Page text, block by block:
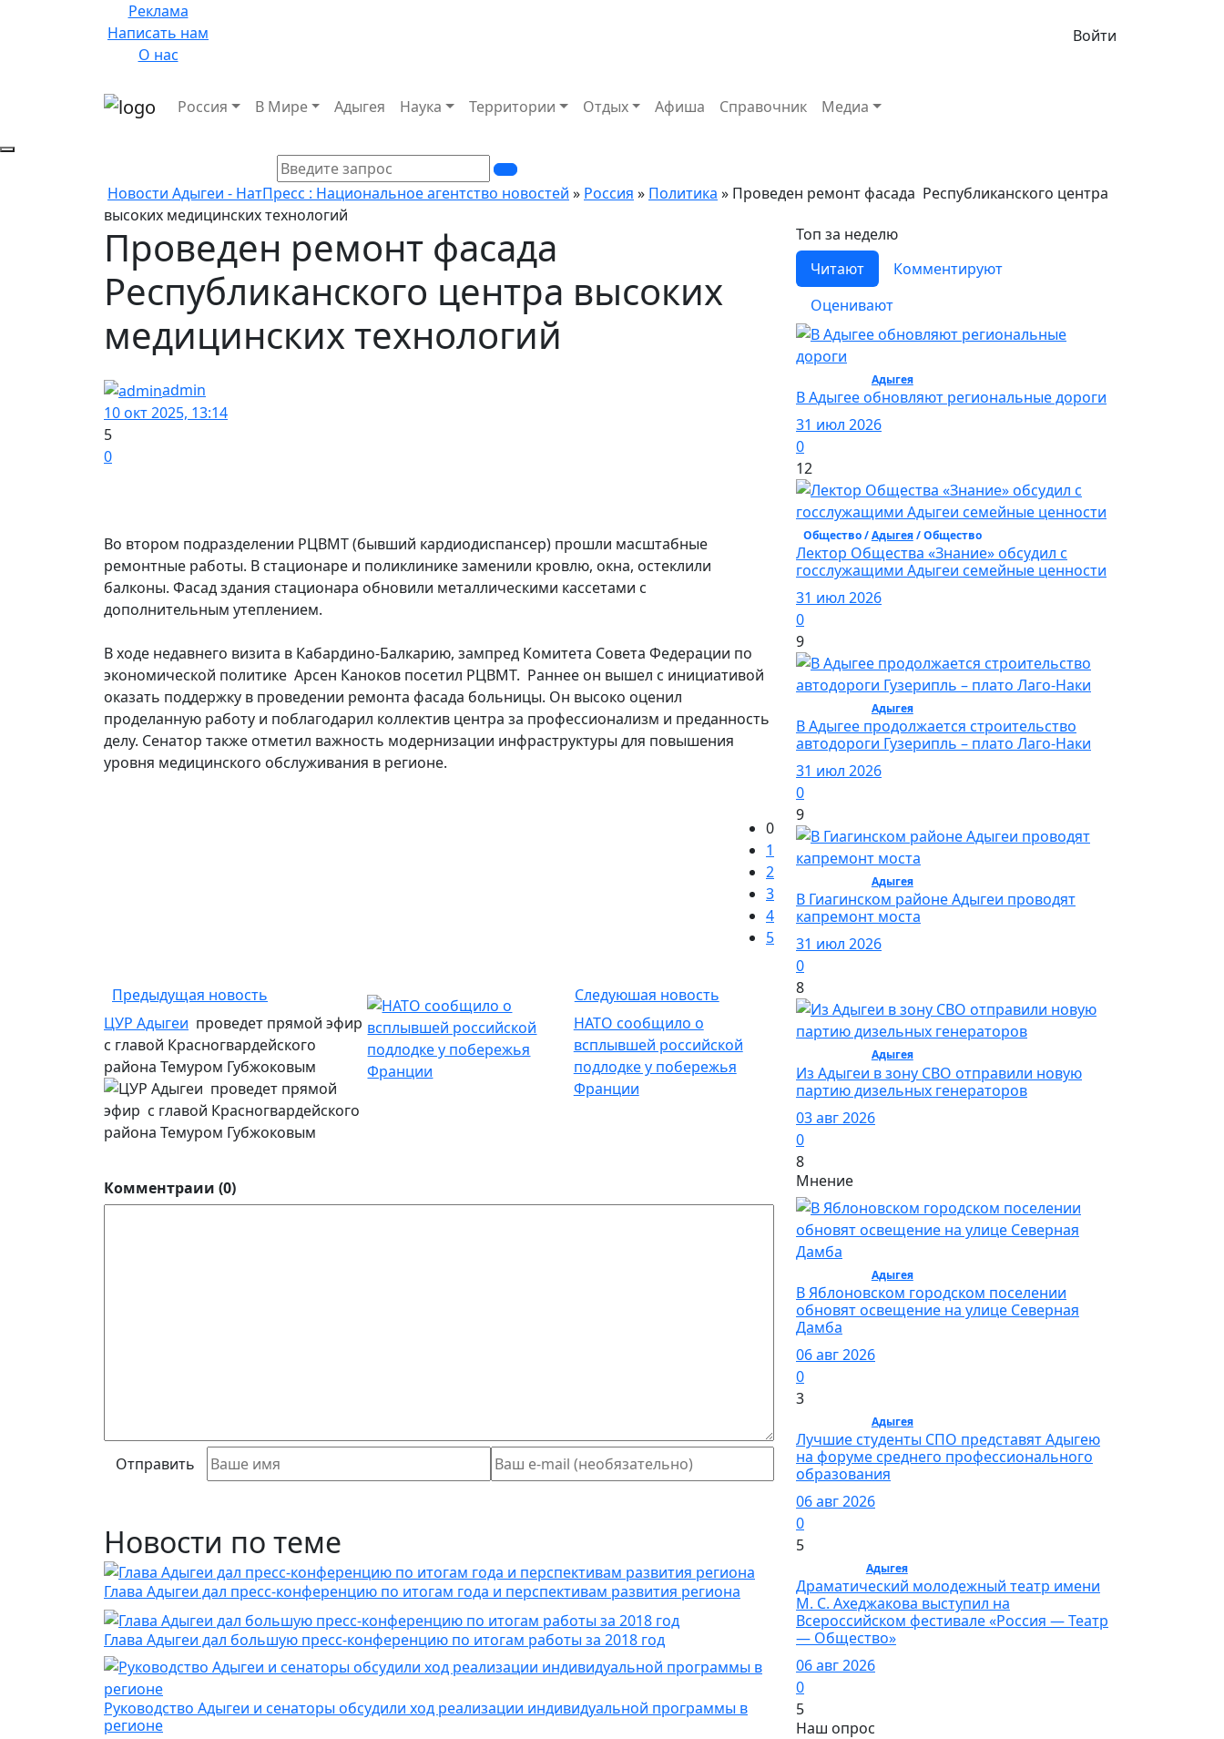
Реклама
Написать нам
О нас
Войти
Россия В Мире Адыгея Наука Территории Отдых Афиша Справочник Медиа
Новости Адыгеи - НатПресс : Национальное агентство новостей » Россия » Политика » Проведен ремонт фасада Республиканского центра
высоких медицинских технологий
Проведен ремонт фасада
Республиканского центра высоких
медицинских технологий
admin
10 окт 2025, 13:14
5
0
Во втором подразделении РЦВМТ (бывший кардиодиспансер) прошли масштабные
ремонтные работы. В стационаре и поликлинике заменили кровлю, окна, остеклили
балконы. Фасад здания стационара обновили металлическими кассетами с
дополнительным утеплением.
В ходе недавнего визита в Кабардино-Балкарию, зампред Комитета Совета Федерации по
экономической политике Арсен Каноков посетил РЦВМТ. Раннее он вышел с инициативой
оказать поддержку в проведении ремонта фасада больницы. Он высоко оценил
проделанную работу и поблагодарил коллектив центра за профессионализм и преданность
делу. Сенатор также отметил важность модернизации инфраструктуры для повышения
уровня медицинского обслуживания в регионе.
0
1
2
3
4
5
Предыдущая новость
ЦУР Адыгеи проведет прямой эфир
с главой Красногвардейского
района Темуром Губжоковым
Следуюшая новость
НАТО сообщило о
всплывшей российской
подлодке у побережья
Франции
Комментраии (0)
Отправить
Новости по теме
Глава Адыгеи дал пресс-конференцию по итогам года и перспективам развития региона
Глава Адыгеи дал большую пресс-конференцию по итогам работы за 2018 год
Руководство Адыгеи и сенаторы обсудили ход реализации индивидуальной программы в
регионе
Топ за неделю
Читают
Комментируют
Оценивают
Адыгея/ Общество
В Адыгее обновляют региональные дороги
31 июл 2026
0
12
Общество /Адыгея/ Общество
Лектор Общества «Знание» обсудил с
госслужащими Адыгеи семейные ценности
31 июл 2026
0
9
Адыгея/ Общество
В Адыгее продолжается строительство
автодороги Гузерипль – плато Лаго-Наки
31 июл 2026
0
9
Адыгея/ Общество
В Гиагинском районе Адыгеи проводят
капремонт моста
31 июл 2026
0
8
Адыгея/ Общество
Из Адыгеи в зону СВО отправили новую
партию дизельных генераторов
03 авг 2026
0
8
Мнение
Адыгея/ Общество
В Яблоновском городском поселении
обновят освещение на улице Северная
Дамба
06 авг 2026
0
3
Адыгея/ Общество
Лучшие студенты СПО представят Адыгею
на форуме среднего профессионального
образования
06 авг 2026
0
5
Адыгея/ Культура
Драматический молодежный театр имени
М. С. Ахеджакова выступил на
Всероссийском фестивале «Россия — Театр
— Общество»
06 авг 2026
0
5
Наш опрос